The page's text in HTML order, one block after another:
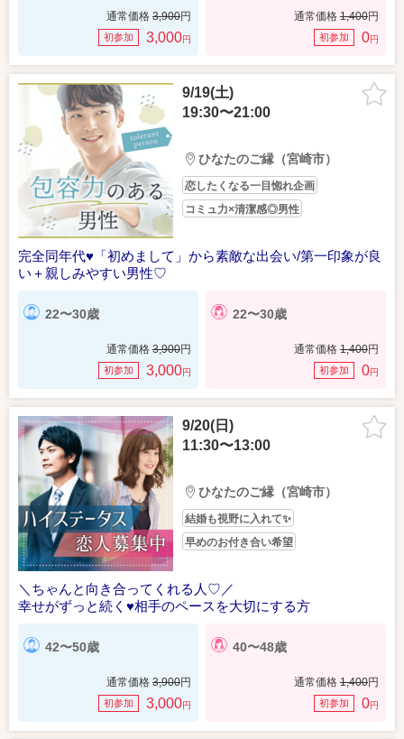
通常価格 3,900円
初参加 3,000円
通常価格 1,400円
初参加 0円
9/19(土)
19:30〜21:00
ひなたのご縁（宮崎市）
恋したくなる一目惚れ企画
コミュ力×清潔感◎男性
完全同年代♥「初めまして」から素敵な出会い/第一印象が良
い＋親しみやすい男性♡
22〜30歳
通常価格 3,900円
初参加 3,000円
22〜30歳
通常価格 1,400円
初参加 0円
9/20(日)
11:30〜13:00
ひなたのご縁（宮崎市）
結婚も視野に入れて✨
早めのお付き合い希望
＼ちゃんと向き合ってくれる人♡／
幸せがずっと続く♥相手のペースを大切にする方
42〜50歳
通常価格 3,900円
初参加 3,000円
40〜48歳
通常価格 1,400円
初参加 0円